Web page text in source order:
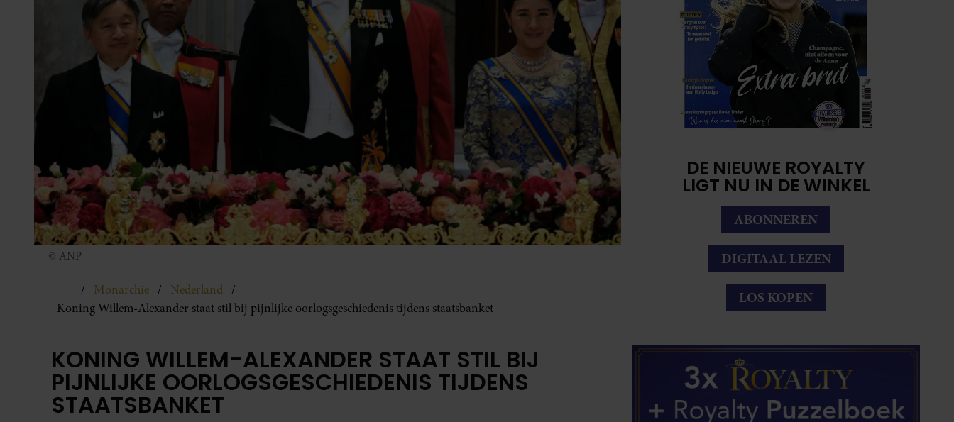
© ANP
Monarchie
Nederland
Koning Willem-Alexander staat stil bij pijnlijke oorlogsgeschiedenis tijdens staatsbanket
KONING WILLEM-ALEXANDER STAAT STIL BIJ
PIJNLIJKE OORLOGSGESCHIEDENIS TIJDENS
STAATSBANKET
DE NIEUWE ROYALTY
LIGT NU IN DE WINKEL
ABONNEREN
DIGITAAL LEZEN
LOS KOPEN